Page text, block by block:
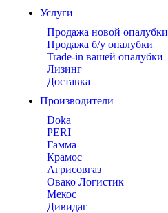
Услуги
Продажа новой опалубки
Продажа б/у опалубки
Trade-in вашей опалубки
Лизинг
Доставка
Производители
Doka
PERI
Гамма
Крамос
Агрисовгаз
Овако Логистик
Мекос
Дивидаг